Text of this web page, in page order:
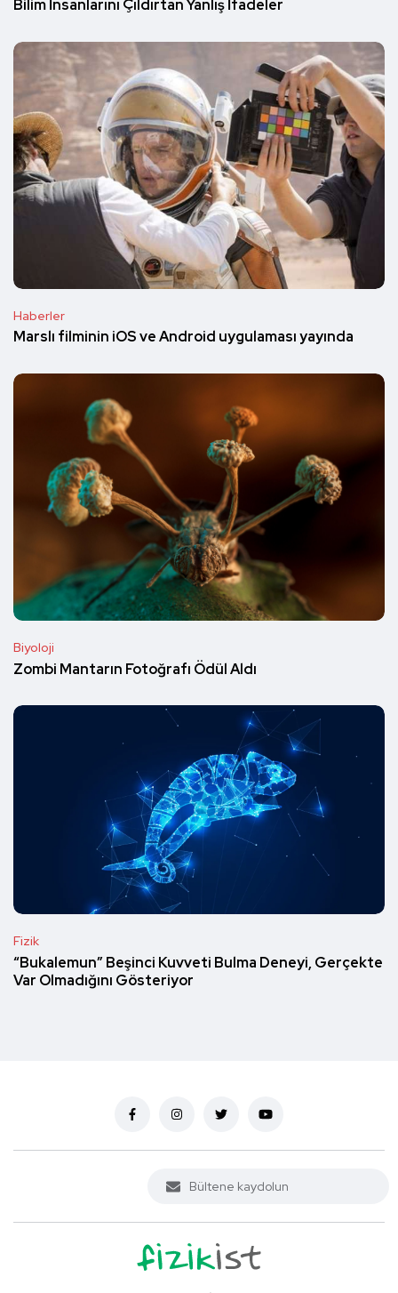
Bilim İnsanlarını Çıldırtan Yanlış İfadeler
Haberler
Marslı filminin iOS ve Android uygulaması yayında
Biyoloji
Zombi Mantarın Fotoğrafı Ödül Aldı
Fizik
“Bukalemun” Beşinci Kuvveti Bulma Deneyi, Gerçekte
Var Olmadığını Gösteriyor